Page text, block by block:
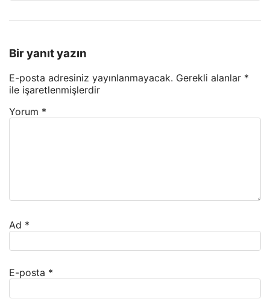
Bir yanıt yazın
E-posta adresiniz yayınlanmayacak. Gerekli alanlar *
ile işaretlenmişlerdir
Yorum *
Ad *
E-posta *